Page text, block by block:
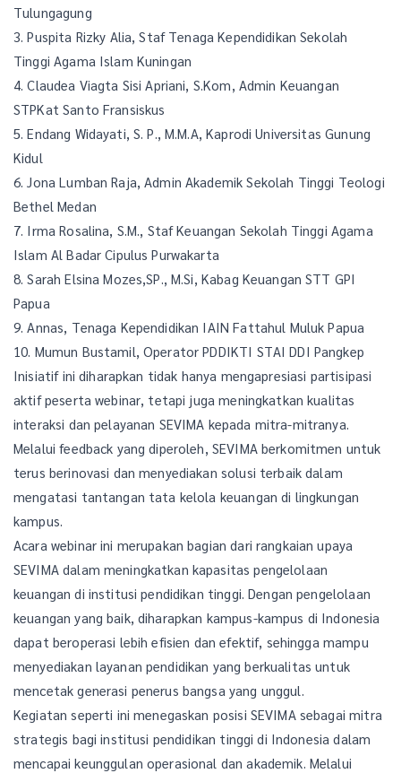
Tulungagung
3. Puspita Rizky Alia, Staf Tenaga Kependidikan Sekolah
Tinggi Agama Islam Kuningan
4. Claudea Viagta Sisi Apriani, S.Kom, Admin Keuangan
STPKat Santo Fransiskus
5. Endang Widayati, S. P., M.M.A, Kaprodi Universitas Gunung
Kidul
6. Jona Lumban Raja, Admin Akademik Sekolah Tinggi Teologi
Bethel Medan
7. Irma Rosalina, S.M., Staf Keuangan Sekolah Tinggi Agama
Islam Al Badar Cipulus Purwakarta
8. Sarah Elsina Mozes,SP., M.Si, Kabag Keuangan STT GPI
Papua
9. Annas, Tenaga Kependidikan IAIN Fattahul Muluk Papua
10. Mumun Bustamil, Operator PDDIKTI STAI DDI Pangkep
Inisiatif ini diharapkan tidak hanya mengapresiasi partisipasi
aktif peserta webinar, tetapi juga meningkatkan kualitas
interaksi dan pelayanan SEVIMA kepada mitra-mitranya.
Melalui feedback yang diperoleh, SEVIMA berkomitmen untuk
terus berinovasi dan menyediakan solusi terbaik dalam
mengatasi tantangan tata kelola keuangan di lingkungan
kampus.
Acara webinar ini merupakan bagian dari rangkaian upaya
SEVIMA dalam meningkatkan kapasitas pengelolaan
keuangan di institusi pendidikan tinggi. Dengan pengelolaan
keuangan yang baik, diharapkan kampus-kampus di Indonesia
dapat beroperasi lebih efisien dan efektif, sehingga mampu
menyediakan layanan pendidikan yang berkualitas untuk
mencetak generasi penerus bangsa yang unggul.
Kegiatan seperti ini menegaskan posisi SEVIMA sebagai mitra
strategis bagi institusi pendidikan tinggi di Indonesia dalam
mencapai keunggulan operasional dan akademik. Melalui